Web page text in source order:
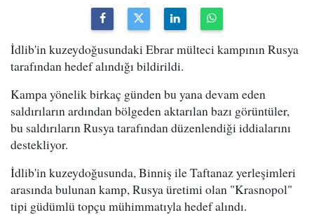
İdlib'in kuzeydoğusundaki Ebrar mülteci kampının Rusya
tarafından hedef alındığı bildirildi.
Kampa yönelik birkaç günden bu yana devam eden
saldırıların ardından bölgeden aktarılan bazı görüntüler,
bu saldırıların Rusya tarafından düzenlendiği iddialarını
destekliyor.
İdlib'in kuzeydoğusunda, Binniş ile Taftanaz yerleşimleri
arasında bulunan kamp, Rusya üretimi olan "Krasnopol"
tipi güdümlü topçu mühimmatıyla hedef alındı.